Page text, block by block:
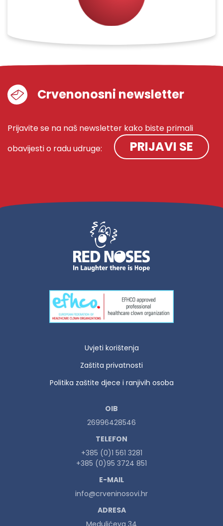
Crvenonosni newsletter
Prijavite se na naš newsletter kako biste primali
obavijesti o radu udruge:
PRIJAVI SE
Uvjeti korištenja
Zaštita privatnosti
Politika zaštite djece i ranjivih osoba
OIB
26996428546
TELEFON
+385 (0)1 561 3281
+385 (0)95 3724 851
E-MAIL
info@crveninosovi.hr
ADRESA
Medulićeva 34